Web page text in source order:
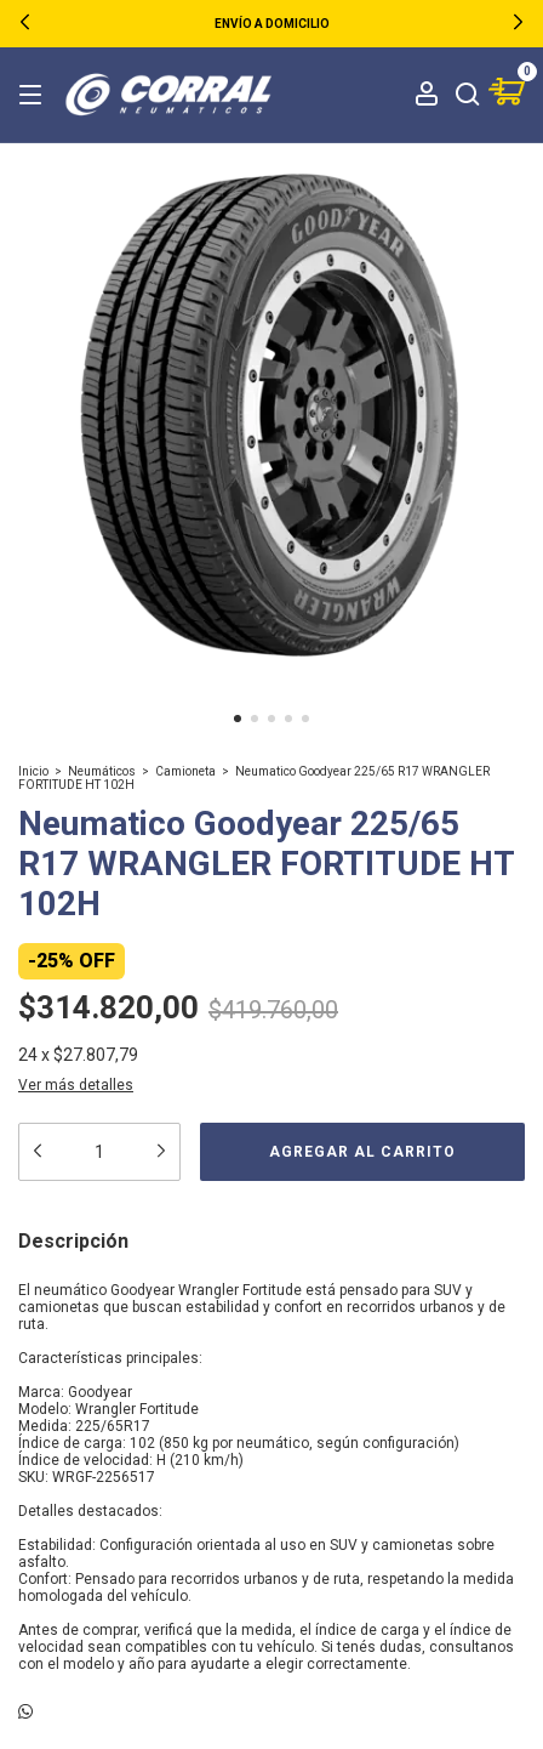
ENVÍO A DOMICILIO
0
Inicio > Neumáticos > Camioneta >
Neumatico Goodyear 225/65 R17 WRANGLER
FORTITUDE HT 102H
Neumatico Goodyear 225/65
R17 WRANGLER FORTITUDE HT
102H
-25% OFF
$314.820,00 $419.760,00
24x$27.807,79
Ver más detalles
Descripción
El neumático Goodyear Wrangler Fortitude está pensado para SUV y
camionetas que buscan estabilidad y confort en recorridos urbanos y de
ruta.
Características principales:
Marca: Goodyear
Modelo: Wrangler Fortitude
Medida: 225/65R17
Índice de carga: 102 (850 kg por neumático, según configuración)
Índice de velocidad: H (210 km/h)
SKU: WRGF-2256517
Detalles destacados:
Estabilidad: Configuración orientada al uso en SUV y camionetas sobre
asfalto.
Confort: Pensado para recorridos urbanos y de ruta, respetando la medida
homologada del vehículo.
Antes de comprar, verificá que la medida, el índice de carga y el índice de
velocidad sean compatibles con tu vehículo. Si tenés dudas, consultanos
con el modelo y año para ayudarte a elegir correctamente.